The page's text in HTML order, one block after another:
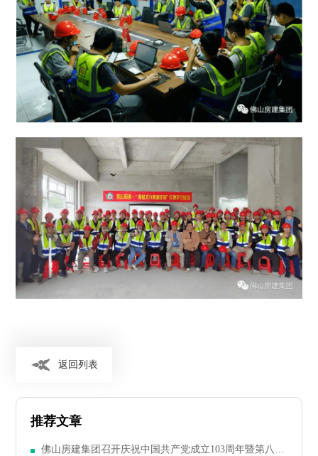
返回列表
推荐文章
佛山房建集团召开庆祝中国共产党成立103周年暨第八届